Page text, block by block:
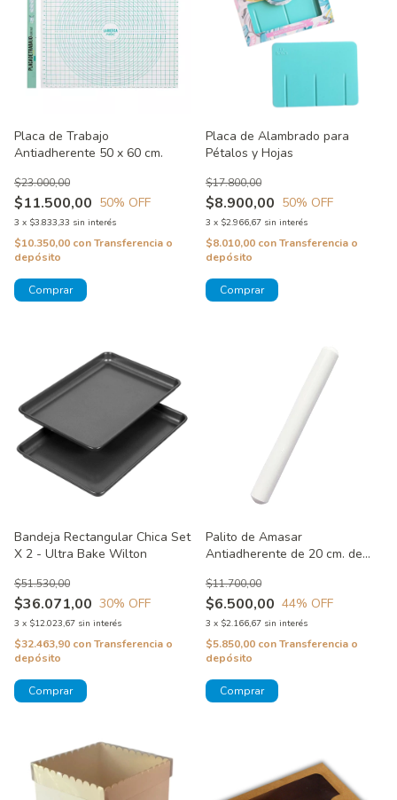
Placa de Trabajo
Antiadherente 50 x 60 cm.
$11.500,00
$23.000,00
50% OFF
3 x $3.833,33 sin interés
$10.350,00 conTransferencia o
depósito
Placa de Alambrado para
Pétalos y Hojas
$8.900,00
$17.800,00
50% OFF
3 x $2.966,67 sin interés
$8.010,00 conTransferencia o
depósito
Bandeja Rectangular Chica Set
X 2 - Ultra Bake Wilton
$36.071,00
$51.530,00
30% OFF
3 x $12.023,67 sin interés
$32.463,90 conTransferencia o
depósito
Palito de Amasar
Antiadherente de 20 cm. de
$6.500,00
$11.700,00
44% OFF
3 x $2.166,67 sin interés
$5.850,00 conTransferencia o
depósito